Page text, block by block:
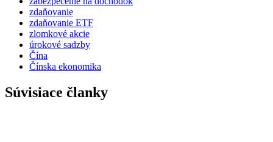
zdaňovanie
zdaňovanie ETF
zlomkové akcie
úrokové sadzby
Čína
Čínska ekonomika
Súvisiace članky